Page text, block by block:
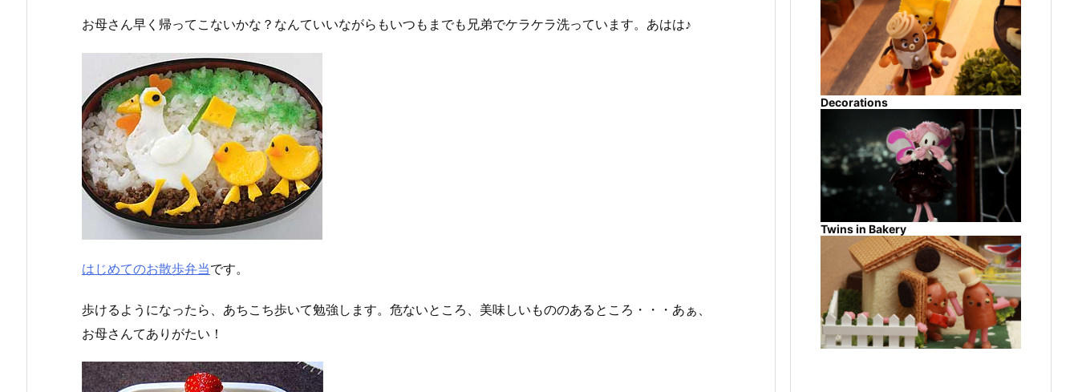
お母さん早く帰ってこないかな？なんていいながらもいつもまでも兄弟でケラケラ洗っています。あはは♪
はじめてのお散歩弁当です。
歩けるようになったら、あちこち歩いて勉強します。危ないところ、美味しいもののあるところ・・・あぁ、
お母さんてありがたい！
Decorations
Twins in Bakery